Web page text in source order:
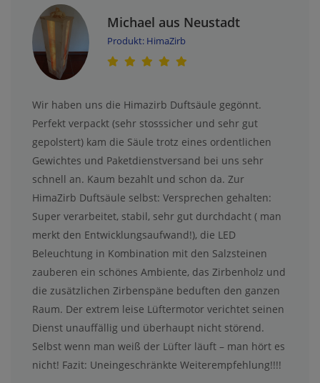
Michael aus Neustadt
Produkt: HimaZirb
Wir haben uns die Himazirb Duftsäule gegönnt.
Perfekt verpackt (sehr stosssicher und sehr gut
gepolstert) kam die Säule trotz eines ordentlichen
Gewichtes und Paketdienstversand bei uns sehr
schnell an. Kaum bezahlt und schon da. Zur
HimaZirb Duftsäule selbst: Versprechen gehalten:
Super verarbeitet, stabil, sehr gut durchdacht ( man
merkt den Entwicklungsaufwand!), die LED
Beleuchtung in Kombination mit den Salzsteinen
zauberen ein schönes Ambiente, das Zirbenholz und
die zusätzlichen Zirbenspäne beduften den ganzen
Raum. Der extrem leise Lüftermotor verichtet seinen
Dienst unauffällig und überhaupt nicht störend.
Selbst wenn man weiß der Lüfter läuft – man hört es
nicht! Fazit: Uneingeschränkte Weiterempfehlung!!!!